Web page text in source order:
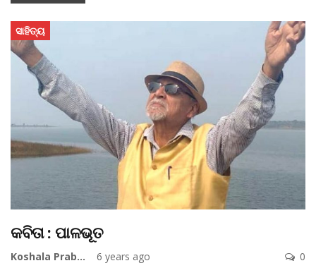
ସାହିତ୍ୟ
କବିତା : ପାଳଭୂତ
Koshala Prabaha 6 years ago 0